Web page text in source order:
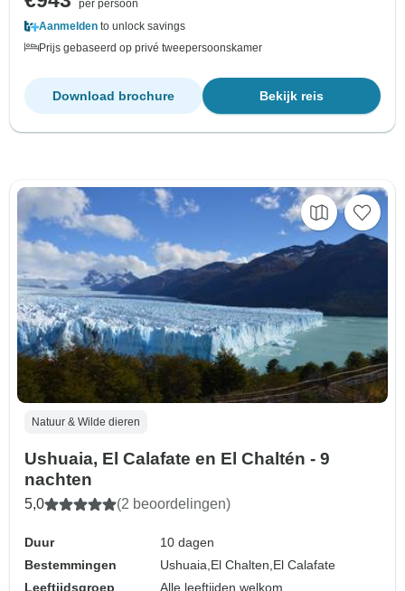
per persoon
Aanmelden to unlock savings
Prijs gebaseerd op privé tweepersoonskamer
Bekijk reis
Download brochure
Natuur & Wilde dieren
Ushuaia, El Calafate en El Chaltén - 9
nachten
5,0 (2 beoordelingen)
Duur
10 dagen
Bestemmingen
Ushuaia, El Chalten, El Calafate
Leeftijdsgroep
Alle leeftijden welkom